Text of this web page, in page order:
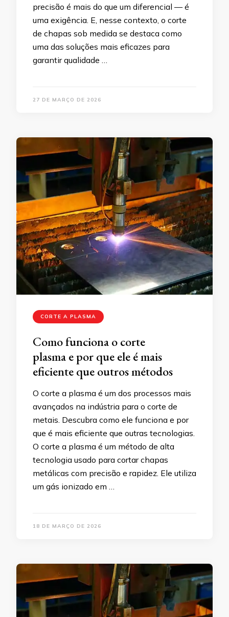
precisão é mais do que um diferencial — é
uma exigência. E, nesse contexto, o corte
de chapas sob medida se destaca como
uma das soluções mais eficazes para
garantir qualidade …
27 DE MARÇO DE 2026
CORTE A PLASMA
Como funciona o corte
plasma e por que ele é mais
eficiente que outros métodos
O corte a plasma é um dos processos mais
avançados na indústria para o corte de
metais. Descubra como ele funciona e por
que é mais eficiente que outras tecnologias.
O corte a plasma é um método de alta
tecnologia usado para cortar chapas
metálicas com precisão e rapidez. Ele utiliza
um gás ionizado em …
18 DE MARÇO DE 2026